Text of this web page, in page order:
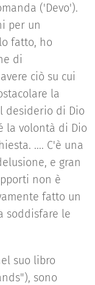
('Devo').
per un
fatto, ho
di
ciò su cui
la
desiderio di Dio
la volontà di Dio
.... C'è una
e gran
non è
fatto un
soddisfare le
suo libro
sono